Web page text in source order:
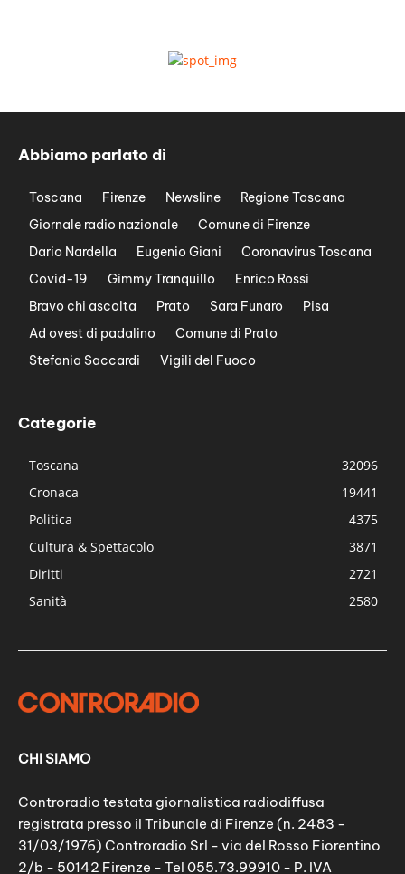
Abbiamo parlato di
Toscana Firenze Newsline
Regione Toscana
Giornale radio nazionale
Comune di Firenze
Dario Nardella
Eugenio Giani
Coronavirus Toscana
Covid-19
Gimmy Tranquillo
Enrico Rossi
Bravo chi ascolta
Prato Sara Funaro
Pisa
Ad ovest di padalino
Comune di Prato
Stefania Saccardi
Vigili del Fuoco
Categorie
Toscana
32096
Cronaca
19441
Politica
4375
Cultura & Spettacolo
3871
Diritti
2721
Sanità
2580
CHI SIAMO
Controradio testata giornalistica radiodiffusa
registrata presso il Tribunale di Firenze (n. 2483 -
31/03/1976) Controradio Srl - via del Rosso Fiorentino
2/b - 50142 Firenze - Tel 055.73.99910 - P. IVA